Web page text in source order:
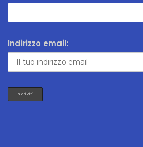
Indirizzo email: